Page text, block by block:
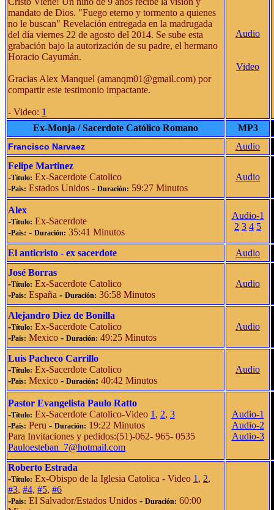
mandato de Dios. "Fuego eterno y tormento a quienes
no le buscan" Revelación entregada en la madrugada
del día viernes 22 de agosto del 2014. Se sube esta
grabación bajo la autorización de su padre, el hermano
Horacio Cayumán.
Gracias Alex Manquel (amanqm01@gmail.com) por
compartir este testimonio impactante.
- Video: 1
Audio
Video
Ex-Monja / Sacerdote Católico Romano MP3
Francisco Narvaez
Audio
Felipe Martinez
-Título: Ex-Sacerdote Catolico
-Pais: Estados Unidos - Duración: 59:27 Minutos
Audio
Alex
-Título: Ex-Sacerdote
-Pais: - Duración: 35:41 Minutos
Audio-1
2 3 4 5
El anticristo - ex sacerdote
Audio
José Borras
-Título: Ex-Sacerdote Catolico
-Pais: España - Duración: 36:58 Minutos
Audio
Alejandro Diez de Bonilla
-Título: Ex-Sacerdote Catolico
-Pais: Mexico - Duración: 49:25 Minutos
Audio
Luis Pacheco Carrillo
-Título: Ex-Sacerdote Catolico
-Pais: Mexico - Duración: 40:42 Minutos
Audio
Pastor Evangelista Paulo Ratto
-Título: Ex-Sacerdote Catolico-Video 1 , 2, 3
-Pais: Peru - Duración: 19:22 Minutos
Para Invitaciones y pedidos:(51)-062- 965- 0535
Pauloesteban_7@hotmail.com
Audio-1
Audio-2
Audio-3
Roberto Estrada
-Título: Ex-Obispo de la Iglesia Catolica - Video 1 , 2,
#3, #4, #5, #6
-Pais: El Salvador/Estados Unidos - Duración: 60:00